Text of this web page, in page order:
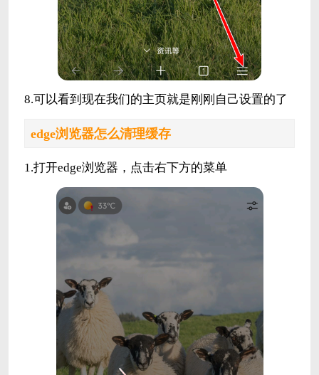
8.可以看到现在我们的主页就是刚刚自己设置的了
edge浏览器怎么清理缓存
1.打开edge浏览器，点击右下方的菜单